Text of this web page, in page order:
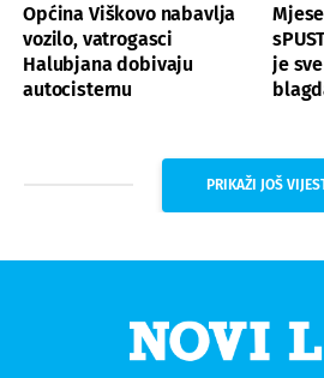
Općina Viškovo nabavlja
vozilo, vatrogasci
Halubjana dobivaju
autocisternu
je
PRIKAŽI JOŠ